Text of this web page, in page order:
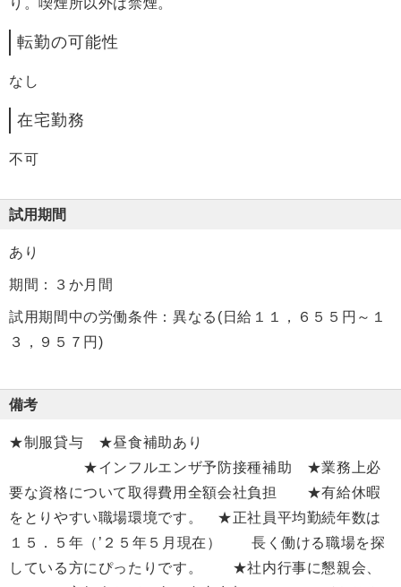
り。喫煙所以外は禁煙。
転勤の可能性
なし
在宅勤務
不可
試用期間
あり
期間：３か月間
試用期間中の労働条件：異なる(日給１１，６５５円～１
３，９５７円)
備考
★制服貸与 ★昼食補助あり
★インフルエンザ予防接種補助 ★業務上必
要な資格について取得費用全額会社負担 ★有給休暇
をとりやすい職場環境です。 ★正社員平均勤続年数は
１５．５年（’２５年５月現在） 長く働ける職場を探
している方にぴったりです。 ★社内行事に懇親会、